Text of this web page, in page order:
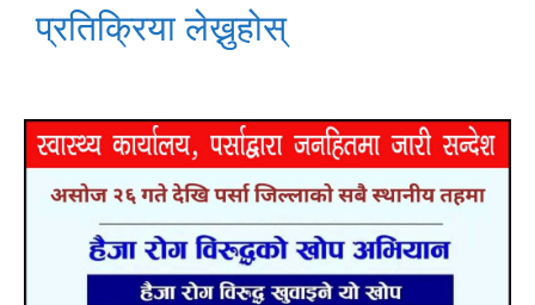
प्रतिक्रिया लेख्नुहोस्